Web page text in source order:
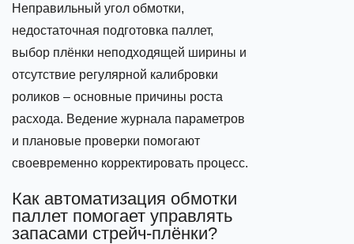
Неправильный угол обмотки,
недостаточная подготовка паллет,
выбор плёнки неподходящей ширины и
отсутствие регулярной калибровки
роликов – основные причины роста
расхода. Ведение журнала параметров
и плановые проверки помогают
своевременно корректировать процесс.
Как автоматизация обмотки
паллет помогает управлять
запасами стрейч‑плёнки?